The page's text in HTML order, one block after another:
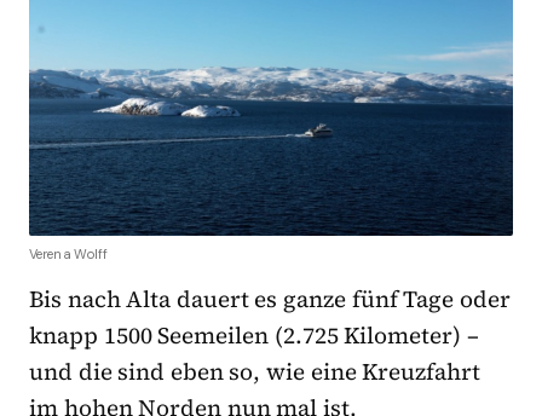
Verena Wolff
Bis nach Alta dauert es ganze fünf Tage oder
knapp 1500 Seemeilen (2.725 Kilometer) –
und die sind eben so, wie eine Kreuzfahrt
im hohen Norden nun mal ist.